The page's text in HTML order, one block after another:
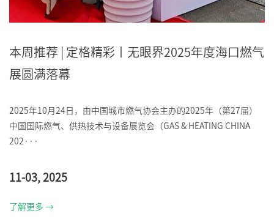
本周推荐 | 定格精彩丨无眼界2025年度海口燃气
展圆满落幕
2025年10月24日，由中国城市燃气协会主办的2025年（第27届）
中国国际燃气、供热技术与设备展览会（GAS & HEATING CHINA
202···
11-03, 2025
了解更多 →